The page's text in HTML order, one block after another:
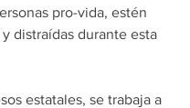
pro-vida, estén
y distraídas durante esta
estatales, se trabaja a